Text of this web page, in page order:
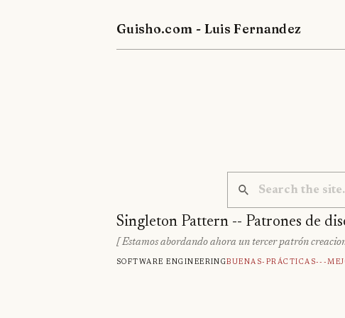
Guisho.com - Luis Fernandez
Singleton Pattern -- Patrones de
[ Estamos abordando ahora un tercer patrón
Software engineeringBuenas-Prácticas---